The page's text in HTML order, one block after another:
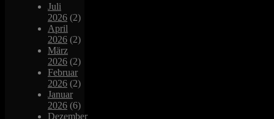
Juli
2026 (2)
April
2026 (2)
März
2026 (2)
Februar
2026 (2)
Januar
2026 (6)
Dezember